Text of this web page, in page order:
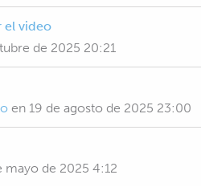
el video
de 2025 20:21
en 19 de agosto de 2025 23:00
mayo de 2025 4:12